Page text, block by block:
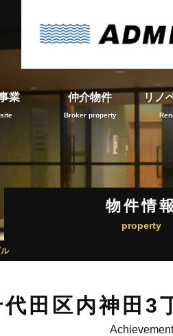
業 仲介物件
Broker property
リノ
物件情報
property
代田区内神田3
Achievement